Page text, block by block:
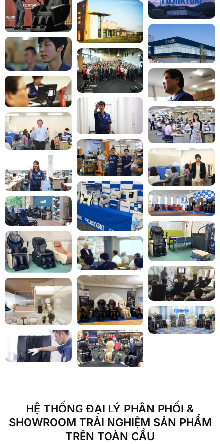
HỆ THỐNG ĐẠI LÝ PHÂN PHỐI &
SHOWROOM TRẢI NGHIỆM SẢN PHẨM
TRÊN TOÀN CẦU